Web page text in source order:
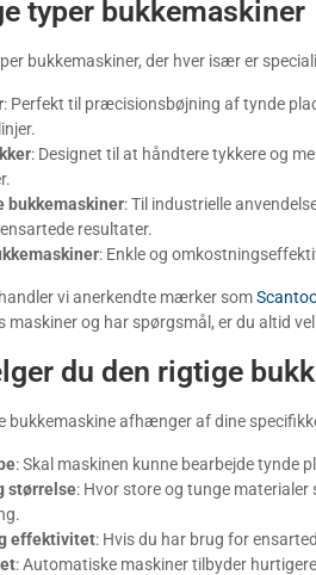
typer bukkemaskiner
bukkemaskiner, der hver især er
: Perfekt til præcisionsbøjning af tynde
: Designet til at håndtere tykkere og
bukkemaskiner: Til industrielle
resultater.
: Enkle og
vi anerkendte mærker som
maskiner og har spørgsmål, er du altid
du den rigtige
bukkemaskine afhænger af dine
: Skal maskinen kunne bearbejde tynde
størrelse: Hvor store og tunge
effektivitet: Hvis du har brug for
: Automatiske maskiner tilbyder